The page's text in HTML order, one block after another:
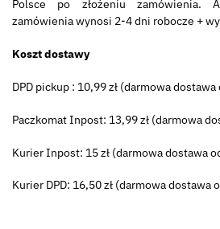
Polsce po złożeniu zamówienia.
zamówienia wynosi 2-4 dni robocze +
Koszt dostawy
DPD pickup : 10,99 zł (darmowa dostawa
Paczkomat Inpost: 13,99 zł (darmowa
Kurier Inpost: 15 zł (darmowa dostawa
Kurier DPD: 16,50 zł (darmowa dostawa